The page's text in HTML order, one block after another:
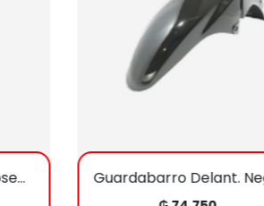
Faro Delant. Taiga EclipseKenton Gtx